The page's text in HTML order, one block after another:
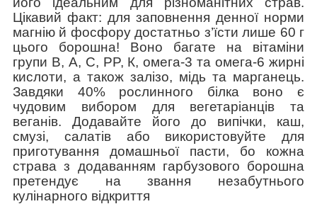
Цікавий факт: для заповнення денної норми
магнію й фосфору достатньо з’їсти лише 60 г
цього борошна! Воно багате на вітаміни
групи В, А, С, PP, К, омега-3 та омега-6 жирні
кислоти, а також залізо, мідь та марганець.
Завдяки 40% рослинного білка воно є
чудовим вибором для вегетаріанців та
веганів. Додавайте його до випічки, каш,
смузі, салатів або використовуйте для
приготування домашньої пасти, бо кожна
страва з додаванням гарбузового борошна
претендує на звання незабутнього
кулінарного відкриття